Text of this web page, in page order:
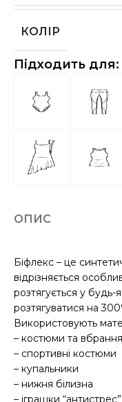
КОЛІР
Підходить для:
ОПИС
Біфлекс – це
відрізняється
розтягується у будь-
розтягуватися на
Використовують
– костюми та
– спортивні костюми
– купальники
– нижня білизна
– іграшки “антистрес”